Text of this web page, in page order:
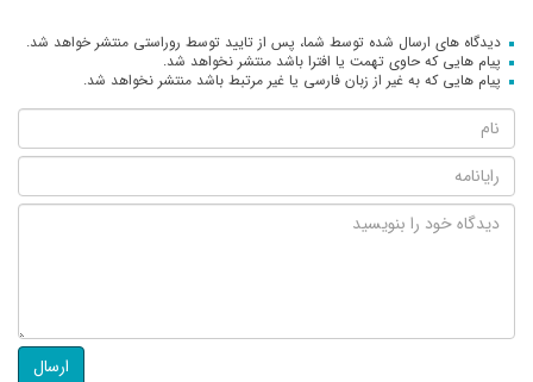
دیدگاه های ارسال شده توسط شما، پس از تایید توسط روراستی منتشر خواهد شد.
پیام هایی که حاوی تهمت یا افترا باشد منتشر نخواهد شد.
پیام هایی که به غیر از زبان فارسی یا غیر مرتبط باشد منتشر نخواهد شد.
ارسال